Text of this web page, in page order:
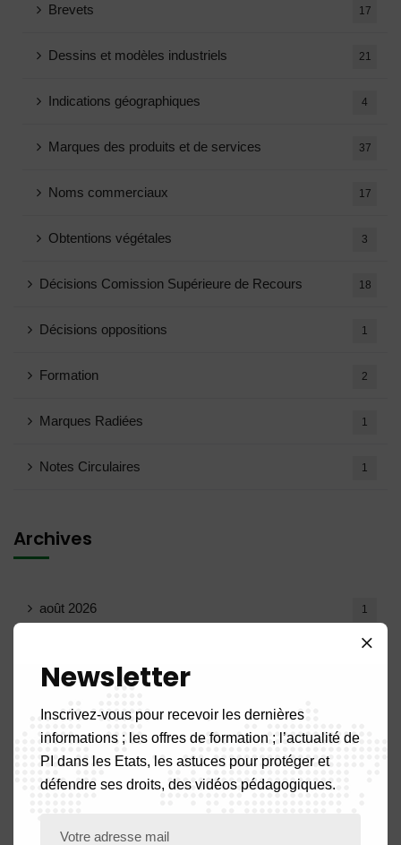
Brevets 17
Dessins et modèles industriels 21
Indications géographiques 4
Marques des produits et de services 37
Noms commerciaux 17
Obtentions végétales 3
Décisions Comission Supérieure de Recours 18
Décisions oppositions 1
Formation 2
Marques Radiées 1
Notes Circulaires 1
Archives
août 2026 1
mai 2026 16
avril 2026
mars 2026
Newsletter
Inscrivez-vous pour recevoir les dernières
informations ; les offres de formation ; l’actualité de
PI dans les Etats, les astuces pour protéger et
défendre ses droits, des vidéos pédagogiques.